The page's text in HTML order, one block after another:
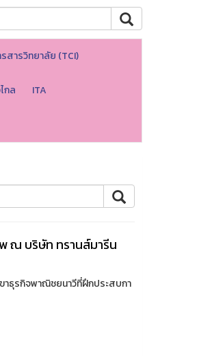
รสารวิทยาลัย (TCI)
กล ITA
ณ บริษัท ทรานส์มารีน
ขาธุรกิจพาณิชยนาวีที่ฝึกประสบกา